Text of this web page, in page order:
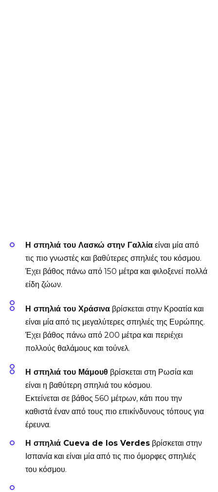
Η σπηλιά του Λασκώ στην Γαλλία είναι μία από
τις πιο γνωστές και βαθύτερες σπηλιές του κόσμου.
Έχει βάθος πάνω από 150 μέτρα και φιλοξενεί πολλά
είδη ζώων.
Η σπηλιά του Χράσινα βρίσκεται στην Κροατία και
είναι μία από τις μεγαλύτερες σπηλιές της Ευρώπης.
Έχει βάθος πάνω από 200 μέτρα και περιέχει
πολλούς θαλάμους και τούνελ.
Η σπηλιά του Μάμουθ βρίσκεται στη Ρωσία και
είναι η βαθύτερη σπηλιά του κόσμου.
Εκτείνεται σε βάθος 560 μέτρων, κάτι που την
καθιστά έναν από τους πιο επικίνδυνους τόπους για
έρευνα.
Η σπηλιά Cueva de los Verdes βρίσκεται στην
Ισπανία και είναι μία από τις πιο όμορφες σπηλιές
του κόσμου.